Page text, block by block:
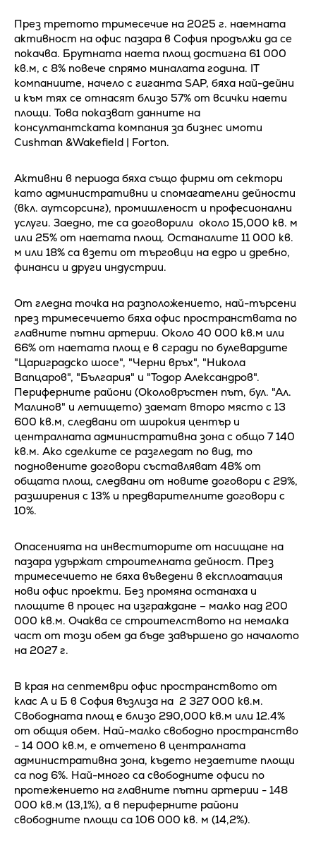
През третото тримесечие на 2025 г. наемната
активност на офис пазара в София продължи да се
покачва. Брутната наета площ достигна 61 000
кв.м, с 8% повече спрямо миналата година. IT
компаниите, начело с гиганта SAP, бяха най-дейни
и към тях се отнасят близо 57% от всички наети
площи. Това показват данните на
консултантската компания за бизнес имоти
Cushman &Wakefield | Forton.
Активни в периода бяха също фирми от сектори
като административни и спомагателни дейности
(вкл. аутсорсинг), промишленост и професионални
услуги. Заедно, те са договорили около 15,000 кв. м
или 25% от наетата площ. Останалите 11 000 кв.
м или 18% са взети от търговци на едро и дребно,
финанси и други индустрии.
От гледна точка на разположението, най-търсени
през тримесечието бяха офис пространствата по
главните пътни артерии. Около 40 000 кв.м или
66% от наетата площ е в сгради по булевардите
"Цариградско шосе", "Черни връх", "Никола
Вапцаров", "България" и "Тодор Александров".
Периферните райони (Околовръстен път, бул. "Ал.
Малинов" и летището) заемат второ място с 13
600 кв.м, следвани от широкия център и
централната административна зона с общо 7 140
кв.м. Ако сделките се разгледат по вид, то
подновените договори съставляват 48% от
общата площ, следвани от новите договори с 29%,
разширения с 13% и предварителните договори с
10%.
Опасенията на инвеститорите от насищане на
пазара удържат строителната дейност. През
тримесечието не бяха въведени в експлоатация
нови офис проекти. Без промяна останаха и
площите в процес на изграждане – малко над 200
000 кв.м. Очаква се строителството на немалка
част от този обем да бъде завършено до началото
на 2027 г.
В края на септември офис пространството от
клас А и Б в София възлиза на 2 327 000 кв.м.
Свободната площ е близо 290,000 кв.м или 12.4%
от общия обем. Най-малко свободно пространство
- 14 000 кв.м, е отчетено в централната
административна зона, където незаетите площи
са под 6%. Най-много са свободните офиси по
протежението на главните пътни артерии - 148
000 кв.м (13,1%), а в периферните райони
свободните площи са 106 000 кв. м (14,2%).